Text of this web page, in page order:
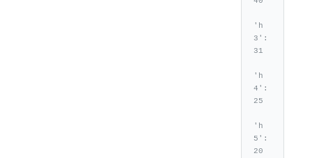
'h
3':
31
'h
4':
25
'h
5':
20